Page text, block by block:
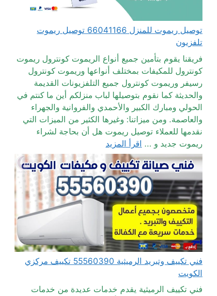
توصيل ريموت للمنزل 66041166 توصيل ريموت
تلفزيون
فريقنا يقوم بتأمين جميع أنواع الريموت كونترول ريموت
كونترول للمكيفات بمختلف أنواعها وريموت كونترول
رسيفر وريموت كونترول جميع التلفزيونات القديمة
والحديثة كما نقوم بتوصيلها لباب منزلكم أين ما كنتم في
الحولي ومبارك الكبير والأحمدي والفروانية والجهراء
والعاصمة. ومن ميزاتنا: وغيرها الكثير من الميزات التي
نقدمها للعملاء توصيل ريموت هل أن بحاجة لشراء
ريموت جديد و ... اقرأ المزيد
فني تكييف وتبريد الرميثية 55560390 تكييف مركزي
الكويت
فني تكييف الرميثية يقدم خدمات عديدة من خدمات